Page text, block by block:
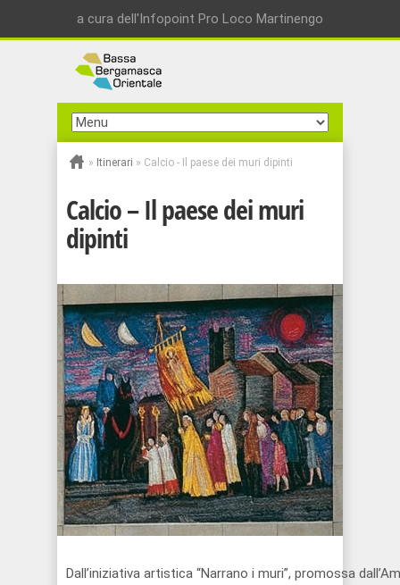
a cura dell'Infopoint Pro Loco Martinengo
» Itinerari » Calcio - Il paese dei muri dipinti
Calcio – Il paese dei muri
dipinti
Dall’iniziativa artistica “Narrano i muri”, promossa